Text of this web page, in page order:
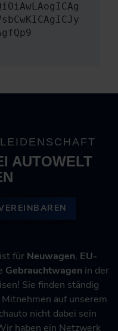
AUTOWELT
für Neuwagen, EU-
Gebrauchtwagen in der
Sie finden ständig
auf unserem
nicht dabei sein
haben ein Netzwerk